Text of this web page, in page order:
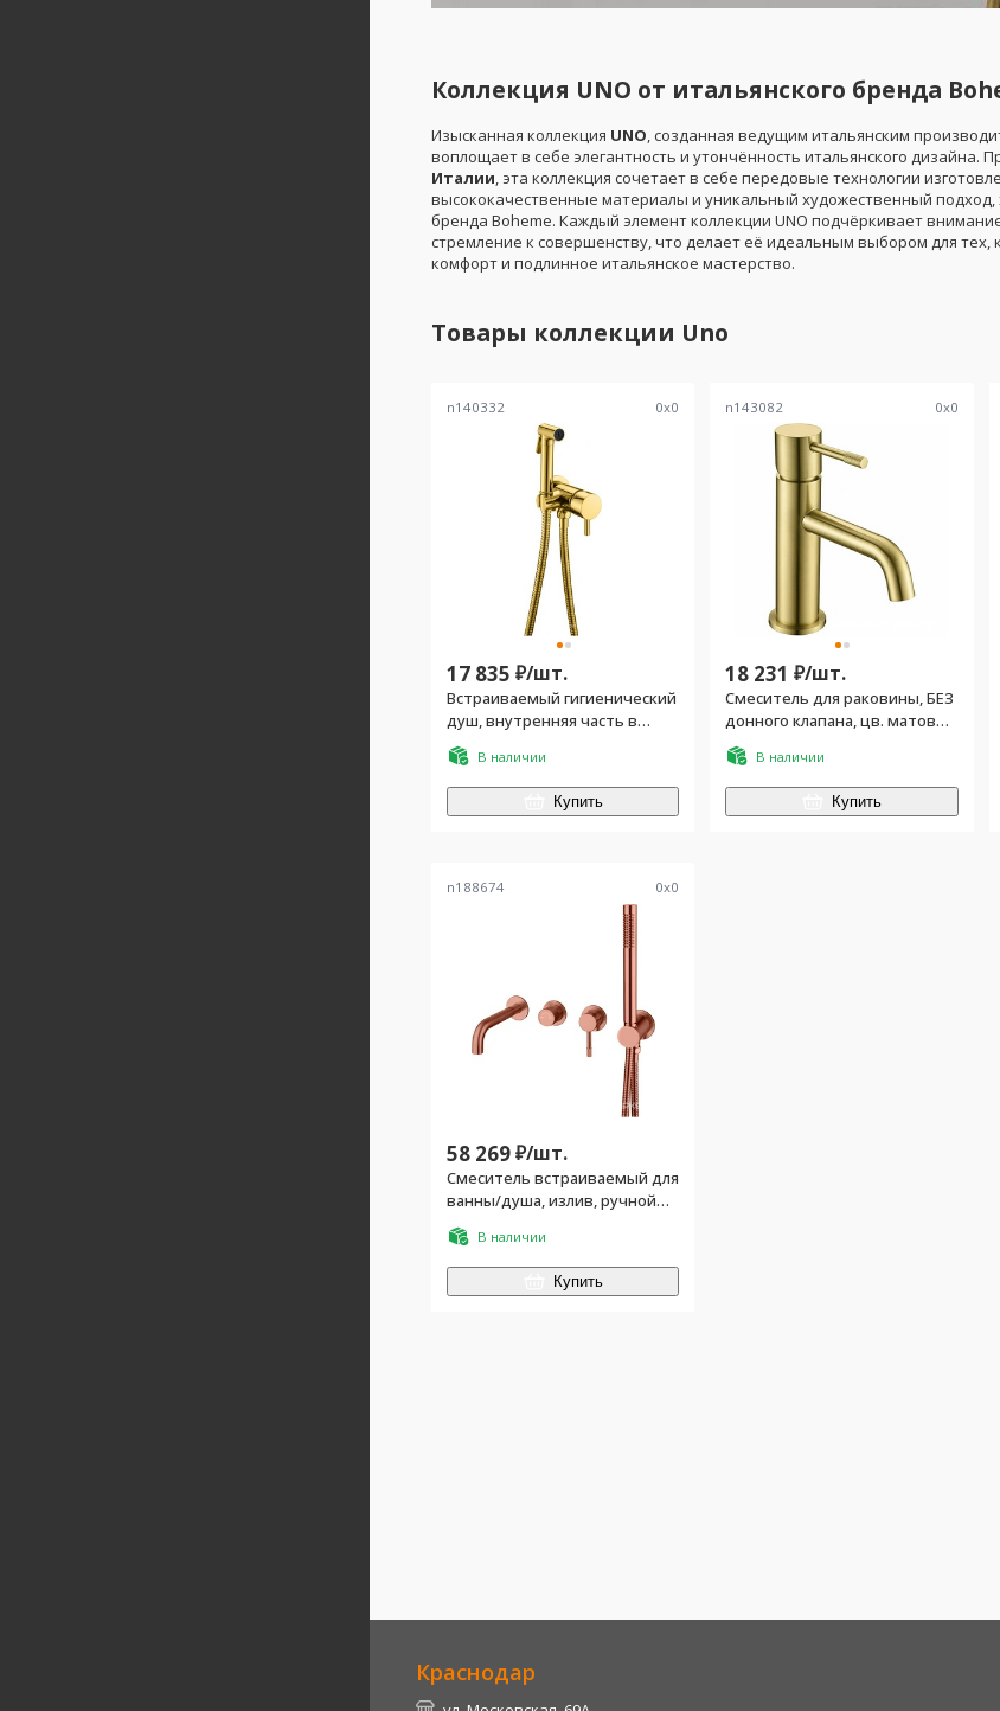
Коллекция UNO от итальянского бренда
Изысканная коллекция UNO, созданная ведущим итальянским
воплощает в себе элегантность и утончённость итальянского дизайна.
Италии, эта коллекция сочетает в себе передовые технологии
высококачественные материалы и уникальный художественный подход,
бренда Boheme. Каждый элемент коллекции UNO подчёркивает
стремление к совершенству, что делает её идеальным выбором для тех,
комфорт и подлинное итальянское мастерство.
Товары коллекции Uno
n140332 0x0
17 835 ₽/шт.
Встраиваемый гигиенический
душ, внутренняя часть в
комплекте, цв.золото глянец
В наличии
Купить
n143082 0x0
18 231 ₽/шт.
Смеситель для раковины, БЕЗ
донного клапана, цв. матовое
золото
В наличии
Купить
n188674 0x0
58 269₽/шт.
Смеситель встраиваемый для
ванны/душа, излив, ручной
душ, внутренняя часть в
компл., цв.брашированная
медь
В наличии
Купить
Краснодар